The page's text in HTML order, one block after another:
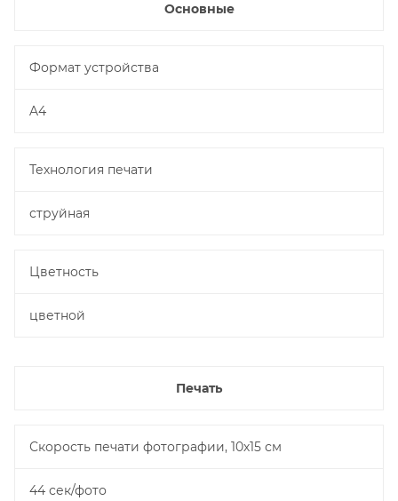
Основные
Формат устройства
A4
Технология печати
струйная
Цветность
цветной
Печать
Скорость печати фотографии, 10х15 см
44 сек/фото